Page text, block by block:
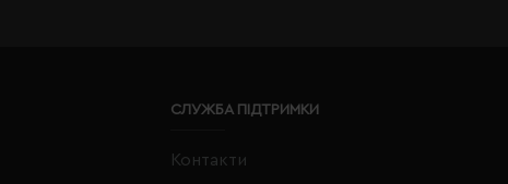
СЛУЖБА ПІДТРИМКИ
Контакти